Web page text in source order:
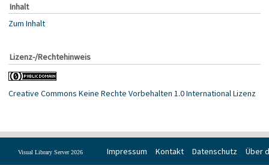
Inhalt
Zum Inhalt
Lizenz-/Rechtehinweis
Creative Commons Keine Rechte Vorbehalten 1.0 International Lizenz
Impressum Kontakt Datenschutz Über
Visual Library Server 2026